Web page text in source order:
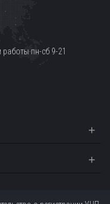
пн-сб 9-21
+
+